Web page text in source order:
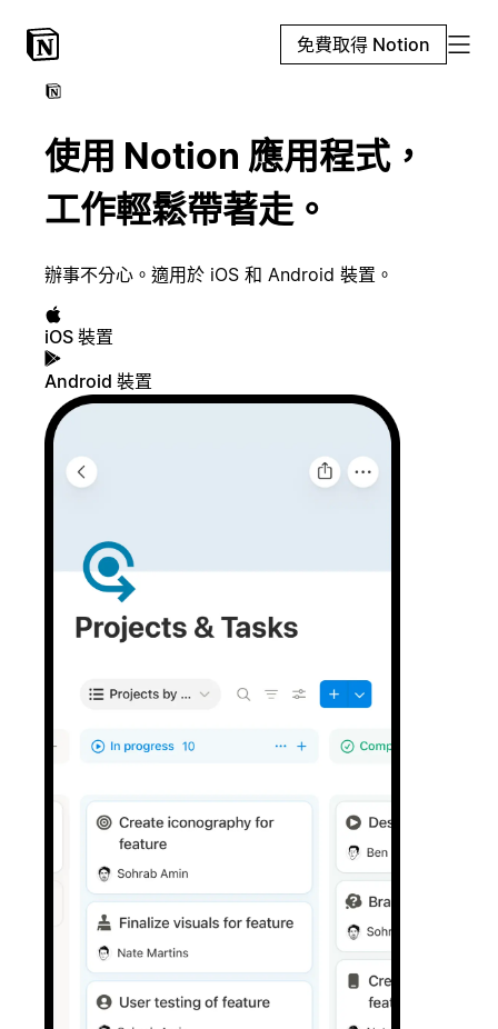
免費取得 Notion
使用 Notion 應用程式，
工作輕鬆帶著走。
辦事不分心。適用於 iOS 和 Android 裝置。
iOS 裝置
Android 裝置